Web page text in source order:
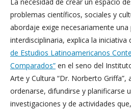
problemas científicos, sociales y
abordaje exige necesariamente una
interdisciplinaria, explica la iniciativa
de Estudios Latinoamericanos
Comparados” en el seno del
Arte y Cultura “Dr. Norberto Griffa”,
ordenarse, difundirse y planificarse
investigaciones y de actividades